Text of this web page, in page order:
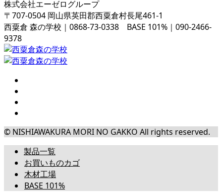
株式会社エーゼログループ
〒707-0504 岡山県英田郡西粟倉村長尾461-1
西粟倉 森の学校｜0868-73-0338 BASE 101%｜090-2466-
9378
© NISHIAWAKURA MORI NO GAKKO All rights reserved.
製品一覧
お買いものカゴ
木材工場
BASE 101%